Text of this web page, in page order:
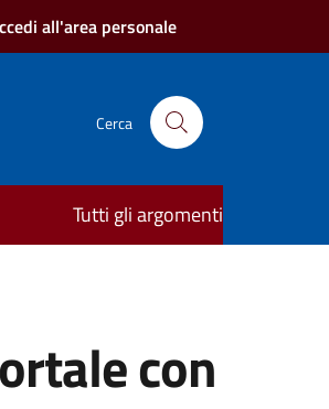
all'area personale
Cerca
Tutti gli argomenti
con